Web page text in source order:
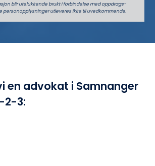
blir utelukkende brukt i forbindelse med oppdrags­
person­­opplysninger utleveres ikke til uvedkommende.
en advokat i Samnanger
2-3: